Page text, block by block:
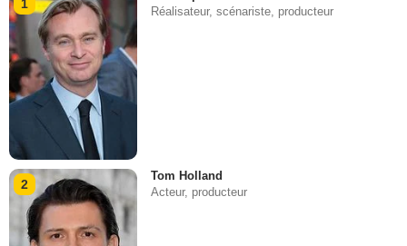
1
Réalisateur, scénariste, producteur
2
Tom Holland
Acteur, producteur